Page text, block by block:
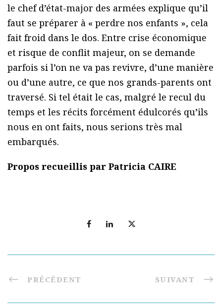
le chef d’état-major des armées explique qu’il
faut se préparer à « perdre nos enfants », cela
fait froid dans le dos. Entre crise économique
et risque de conflit majeur, on se demande
parfois si l’on ne va pas revivre, d’une manière
ou d’une autre, ce que nos grands-parents ont
traversé. Si tel était le cas, malgré le recul du
temps et les récits forcément édulcorés qu’ils
nous en ont faits, nous serions très mal
embarqués.
Propos recueillis par Patricia CAIRE
PRÉCÉDENT SUIVANT